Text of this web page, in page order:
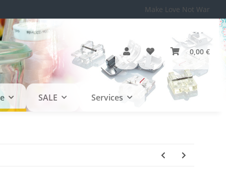
Make Love Not War
0,00 €
SALE Services